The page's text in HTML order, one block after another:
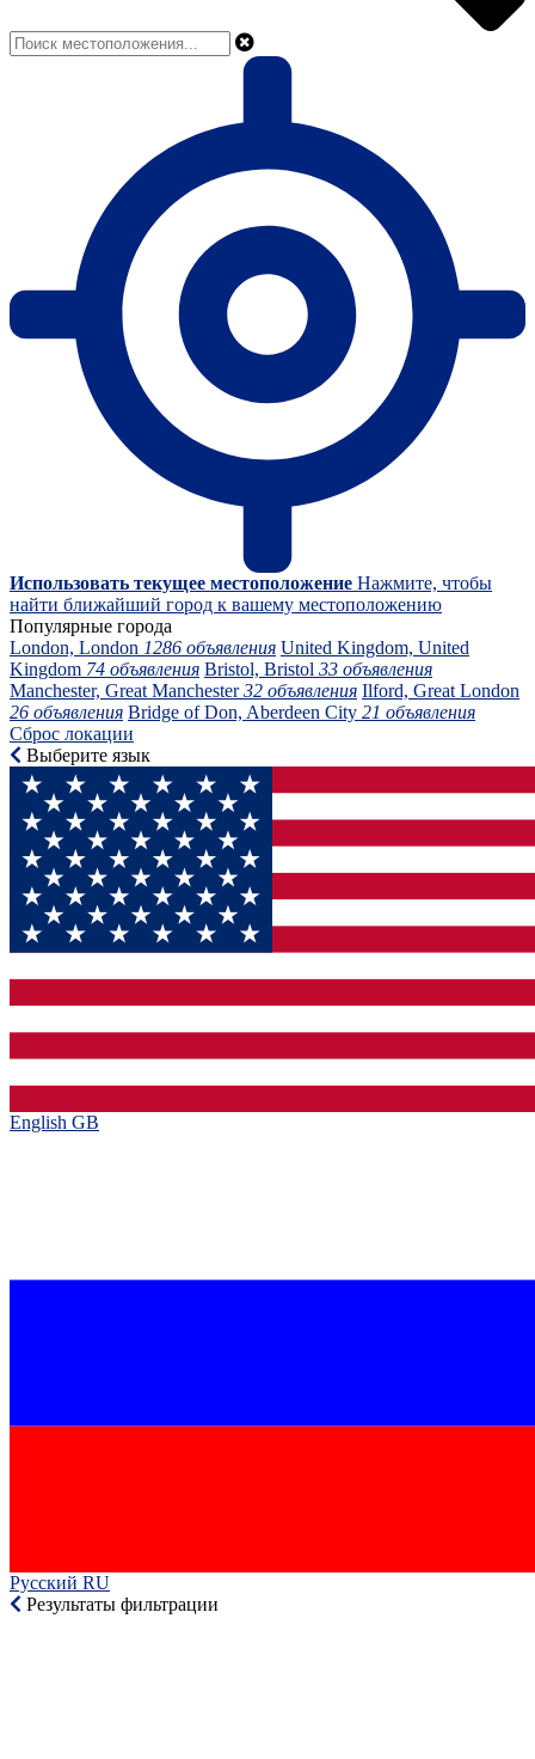
Использовать текущее местоположение Нажмите, чтобы
найти ближайший город к вашему местоположению
Популярные города
London, London 1286 объявления United Kingdom, United
Kingdom 74 объявления Bristol, Bristol 33 объявления
Manchester, Great Manchester32 объявления Ilford, Great London
26 объявления Bridge of Don, Aberdeen City 21 объявления
Сброс локации
Выберите язык
English GB‎
Русский RU‎
Результаты фильтрации